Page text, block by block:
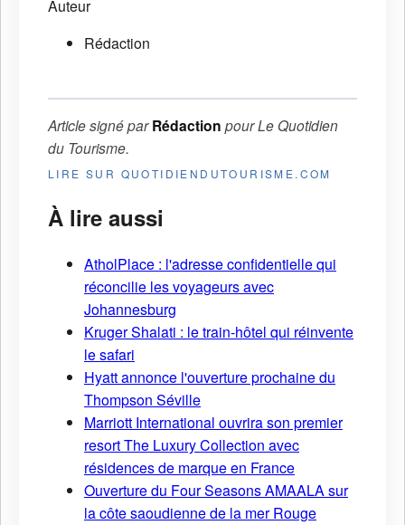
Auteur
Rédaction
Article signé parRédaction pourLe Quotidien
du Tourisme.
LIRE SUR QUOTIDIENDUTOURISME.COM
À lire aussi
AtholPlace : l'adresse confidentielle qui
réconcilie les voyageurs avec
Johannesburg
Kruger Shalati : le train-hôtel qui réinvente
le safari
Hyatt annonce l'ouverture prochaine du
Thompson Séville
Marriott International ouvrira son premier
resort The Luxury Collection avec
résidences de marque en France
Ouverture du Four Seasons AMAALA sur
la côte saoudienne de la mer Rouge